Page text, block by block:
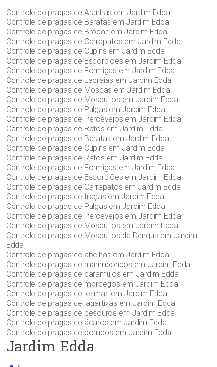
Controle de pragas de Aranhas em Jardim Edda
Controle de pragas de Baratas em Jardim Edda
Controle de pragas de Brocas em Jardim Edda
Controle de pragas de Carrapatos em Jardim Edda
Controle de pragas de Cupins em Jardim Edda
Controle de pragas de Escorpiões em Jardim Edda
Controle de pragas de Formigas em Jardim Edda
Controle de pragas de Lacraias em Jardim Edda
Controle de pragas de Moscas em Jardim Edda
Controle de pragas de Mosquitos em Jardim Edda
Controle de pragas de Pulgas em Jardim Edda
Controle de pragas de Percevejos em Jardim Edda
Controle de pragas de Ratos em Jardim Edda
Controle de pragas de Baratas em Jardim Edda
Controle de pragas de Cupins em Jardim Edda
Controle de pragas de Ratos em Jardim Edda
Controle de pragas de Formigas em Jardim Edda
Controle de pragas de Escorpiões em Jardim Edda
Controle de pragas de Carrapatos em Jardim Edda
Controle de pragas de traças em Jardim Edda
Controle de pragas de Pulgas em Jardim Edda
Controle de pragas de Percevejos em Jardim Edda
Controle de pragas de Mosquitos em Jardim Edda
Controle de pragas de Mosquitos da Dengue em Jardim
Edda
Controle de pragas de abelhas em Jardim Edda
Controle de pragas de marimbondos em Jardim Edda
Controle de pragas de caramujos em Jardim Edda
Controle de pragas de morcegos em Jardim Edda
Controle de pragas de lesmas em Jardim Edda
Controle de pragas de lagartixas em Jardim Edda
Controle de pragas de besouros em Jardim Edda
Controle de pragas de ácaros em Jardim Edda
Controle de pragas de pombos em Jardim Edda
Jardim Edda